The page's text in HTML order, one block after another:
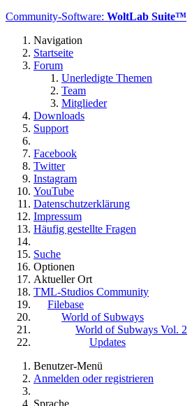
Community-Software: WoltLab Suite™
Navigation
Startseite
Forum
Unerledigte Themen
Team
Mitglieder
Downloads
Support
Facebook
Twitter
Instagram
YouTube
Datenschutzerklärung
Impressum
Häufig gestellte Fragen
Suche
Optionen
Aktueller Ort
TML-Studios Community
Filebase
World of Subways
World of Subways Vol. 2
Updates
Benutzer-Menü
Anmelden oder registrieren